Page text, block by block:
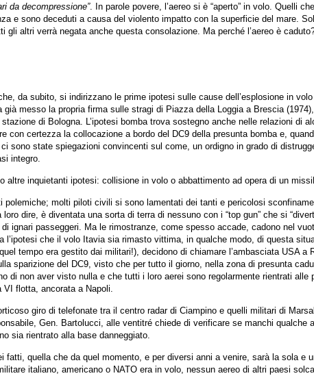
da decompressione”. In parole povere, l’aereo si è “aperto” in volo. Quelli
e sono deceduti a causa del violento impatto con la superficie del mare.
altri verrà negata anche questa consolazione. Ma perché l’aereo è
da subito, si indirizzano le prime ipotesi sulle cause dell’esplosione in volo
messo la propria firma sulle stragi di Piazza della Loggia a Brescia
di Bologna. L’ipotesi bomba trova sostegno anche nelle relazioni di
con certezza la collocazione a bordo del DC9 della presunta bomba e,
sono state spiegazioni convincenti sul come, un ordigno in grado di
integro.
inquietanti ipotesi: collisione in volo o abbattimento ad opera di un
polemiche; molti piloti civili si sono lamentati dei tanti e pericolosi
dire, è diventata una sorta di terra di nessuno con i “top gun” che si
ignari passeggeri. Ma le rimostranze, come spesso accade, cadono nel
che il volo Itavia sia rimasto vittima, in qualche modo, di questa
tempo era gestito dai militari!), decidono di chiamare l’ambasciata USA a
sparizione del DC9, visto che per tutto il giorno, nella zona di presunta
di non aver visto nulla e che tutti i loro aerei sono regolarmente rientrati alle
flotta, ancorata a Napoli.
giro di telefonate tra il centro radar di Ciampino e quelli militari di
Gen. Bartolucci, alle ventitré chiede di verificare se manchi qualche
sia rientrato alla base danneggiato.
fatti, quella che da quel momento, e per diversi anni a venire, sarà la sola e
italiano, americano o NATO era in volo, nessun aereo di altri paesi